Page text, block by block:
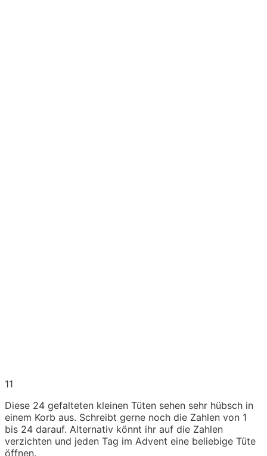
11
Diese 24 gefalteten kleinen Tüten sehen sehr hübsch in
einem Korb aus. Schreibt gerne noch die Zahlen von 1
bis 24 darauf. Alternativ könnt ihr auf die Zahlen
verzichten und jeden Tag im Advent eine beliebige Tüte
öffnen.